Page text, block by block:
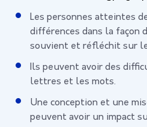
Les personnes atteintes
différences dans la façon
souvient et réfléchit sur
Ils peuvent avoir des
lettres et les mots.
Une conception et une
peuvent avoir un impact